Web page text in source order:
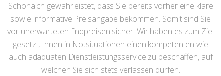
Schönaich gewährleistet, dass Sie bereits vorher eine klare
sowie informative Preisangabe bekommen. Somit sind Sie
vor unerwarteten Endpreisen sicher. Wir haben es zum Ziel
gesetzt, Ihnen in Notsituationen einen kompetenten wie
auch adäquaten Dienstleistungsservice zu beschaffen, auf
welchen Sie sich stets verlassen dürfen.